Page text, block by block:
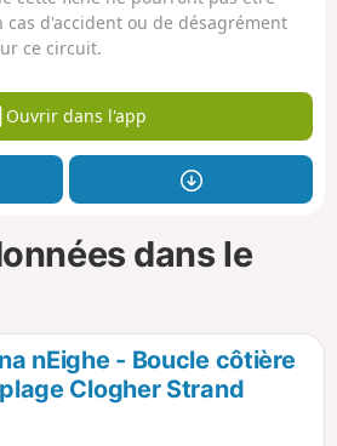
d'accident ou de désagrément
ce circuit.
Ouvrir dans l'app
dans le
nEighe - Boucle côtière
Clogher Strand